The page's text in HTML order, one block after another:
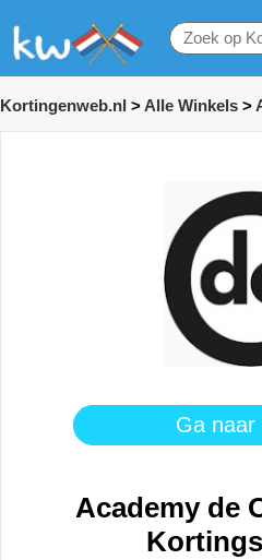
Kortingenweb.nl > Alle Winkels >
Ga naar
Academy de